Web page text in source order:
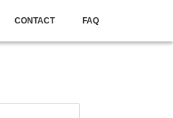
CONTACT FAQ